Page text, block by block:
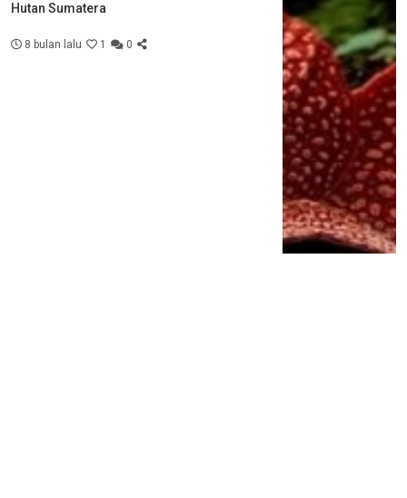
Hutan Sumatera
8 bulan lalu 1 0